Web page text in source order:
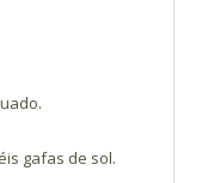
gafas de sol.